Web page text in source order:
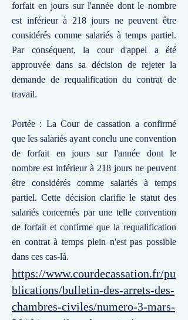
forfait en jours sur l'année dont le nombre
est inférieur à 218 jours ne peuvent être
considérés comme salariés à temps partiel.
Par conséquent, la cour d'appel a été
approuvée dans sa décision de rejeter la
demande de requalification du contrat de
travail.
Portée : La Cour de cassation a confirmé
que les salariés ayant conclu une convention
de forfait en jours sur l'année dont le
nombre est inférieur à 218 jours ne peuvent
être considérés comme salariés à temps
partiel. Cette décision clarifie le statut des
salariés concernés par une telle convention
de forfait et confirme que la requalification
en contrat à temps plein n'est pas possible
dans ces cas-là.
https://www.courdecassation.fr/pu
blications/bulletin-des-arrets-des-
chambres-civiles/numero-3-mars-